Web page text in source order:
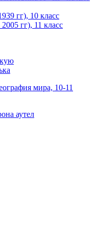
гг), 10 класс
гг), 11 класс
мира, 10-11
аутел